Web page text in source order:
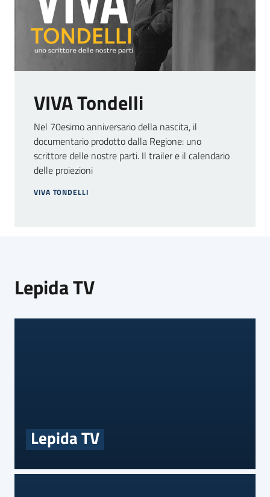
Argomenti
Campagne
comunicazione
Seguici
VIVA Tondelli
Nel 70esimo anniversario della nascita, il
documentario prodotto dalla Regione: uno
scrittore delle nostre parti. Il trailer e il calendario
delle proiezioni
VIVA TONDELLI
Lepida TV
Lepida TV